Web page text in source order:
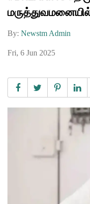
By: Newstm Admin
Fri, 6 Jun 2025